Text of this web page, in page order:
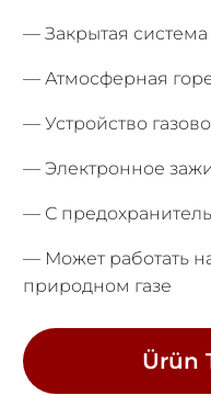
— Закрытая система
— Атмосферная
— Устройство
— Электронное
— С
— Может работать
природном газе
Ürün